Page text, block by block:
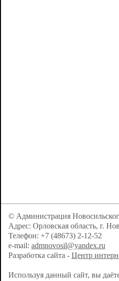
© Администрация
Адрес: Орловская область, г.
Телефон: +7 (48673) 2-12-52
e-mail: admnovosil@yandex.ru
Разработка сайта - Центр
Используя данный сайт, вы